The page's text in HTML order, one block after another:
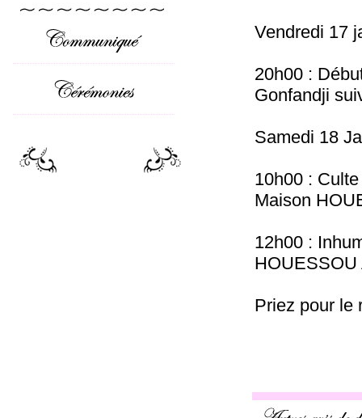
Vendredi 17
20h00 :
Gonfandji
Samedi 18
10h00 :
Maison
12h00 :
Priez pour le